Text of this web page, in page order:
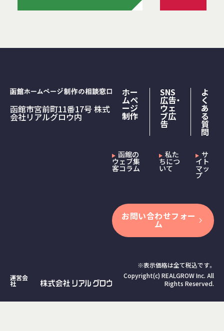
函館市宮前町11番17号 株式
会社リアルグロウ内
お問い合わせフォー
ム
ホー
ムペ
ージ
制作
SNS
広告・
ウェ
ブ広
告
よ
く
あ
る
質
問
函館の
ウェブ集
客コラム
私た
ちにつ
いて
サ
イト
マッ
プ
運営会
社
※表示価格は全て税込です。
Copyright(c) REALGROW Inc. All
Rights Reserved.